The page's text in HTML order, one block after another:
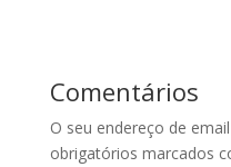
Comentários
O seu endereço de
obrigatórios marcados